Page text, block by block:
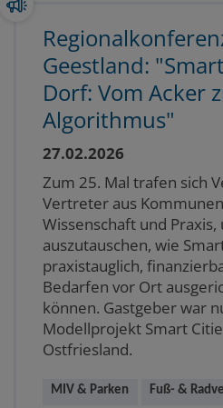
Geestland:
Dorf: Vom Acker
Algorithmus"
27.02.2026
Zum 25. Mal trafen sich
Vertreter aus
Wissenschaft und Praxis,
auszutauschen, wie
praxistauglich,
Bedarfen vor Ort
können. Gastgeber war
Modellprojekt Smart
Ostfriesland.
MIV & Parken Fuß- &